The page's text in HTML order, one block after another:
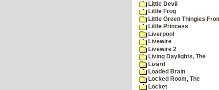
Little Devil
Little Frog
Little Green Thingies
Little Princess
Liverpool
Livewire
Livewire 2
Living Daylights, The
Lizard
Loaded Brain
Locked Room, The
Locket